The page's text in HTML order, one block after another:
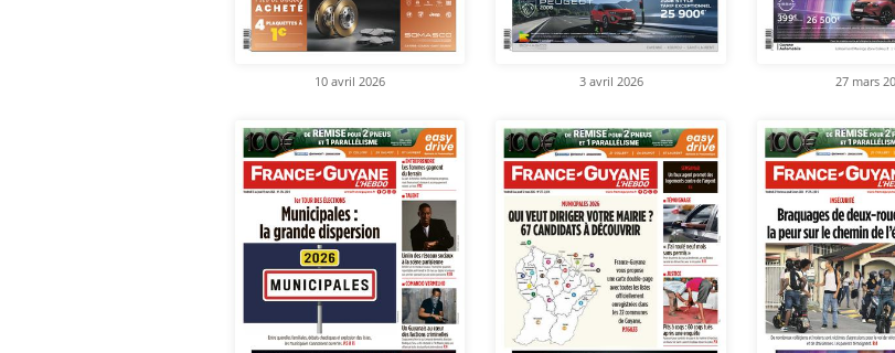
10 avril 2026 3 avril 2026 27 mars